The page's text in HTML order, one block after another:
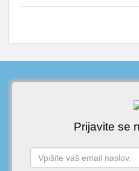
Prijavite se